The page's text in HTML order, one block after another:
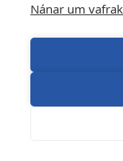
Nánar um
SAGA3MA05